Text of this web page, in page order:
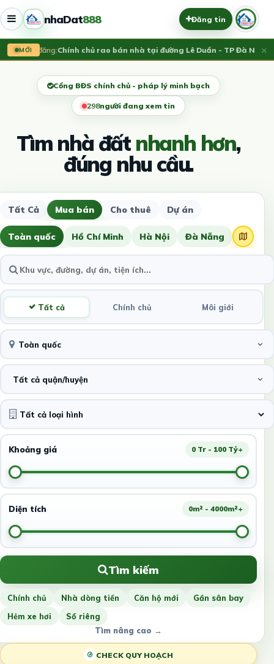
nhaDat888 Đăng tin
MỚI
Vừa đăng:Chính chủ rao bán nhà tại đường Lê Duẩn - TP Đà Nẵng;×
Cổng BĐS chính chủ - pháp lý minh bạch
297người đang xem tin
Tìm nhà đấtnhanh hơn,
đúng nhu cầu.
Tất Cả Mua bán Cho thuê Dự án
Toàn quốc Hồ Chí Minh Hà Nội Đà Nẵng
Tất cả Chính chủ Môi giới
Toàn quốc
Tất cả quận/huyện
Khoảng giá 0 Tr - 100 Tỷ+
Diện tích 0m² - 4000m²+
Tìm kiếm
Chính chủ Nhà dòng tiền Căn hộ mới
Gần sân bay
Hẻm xe hơi
Sổ riêng
Tìm nâng cao →
CHECK QUY HOẠCH